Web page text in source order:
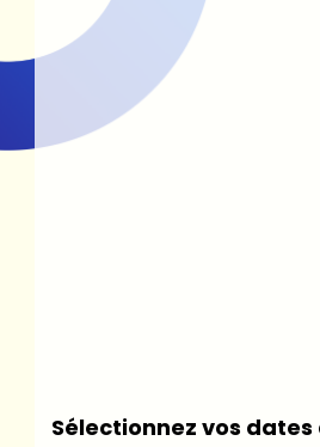
Sélectionnez vos